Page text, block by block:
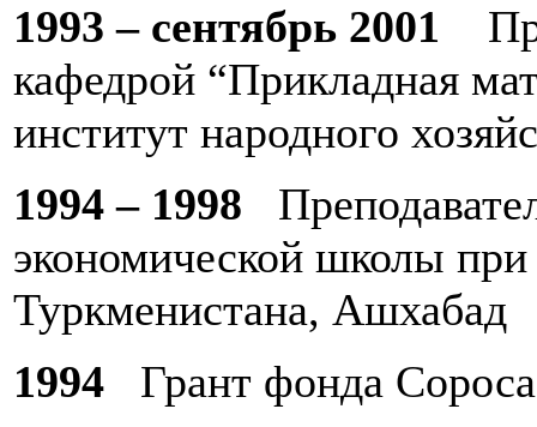
1993 – сентябрь 2001
кафедрой “Прикладная
институт народного
1994 – 1998
экономической школы
Туркменистана, Ашхабад
1994 Грант фонда Сороса